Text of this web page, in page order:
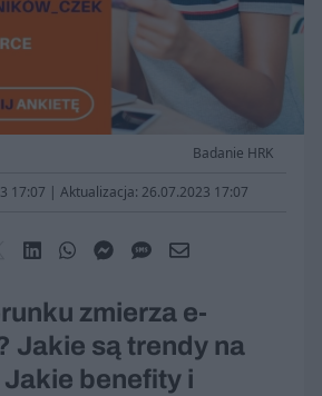
Badanie HRK
17:07 | Aktualizacja: 26.07.2023 17:07
zmierza e-
Jakie są trendy na
benefity i